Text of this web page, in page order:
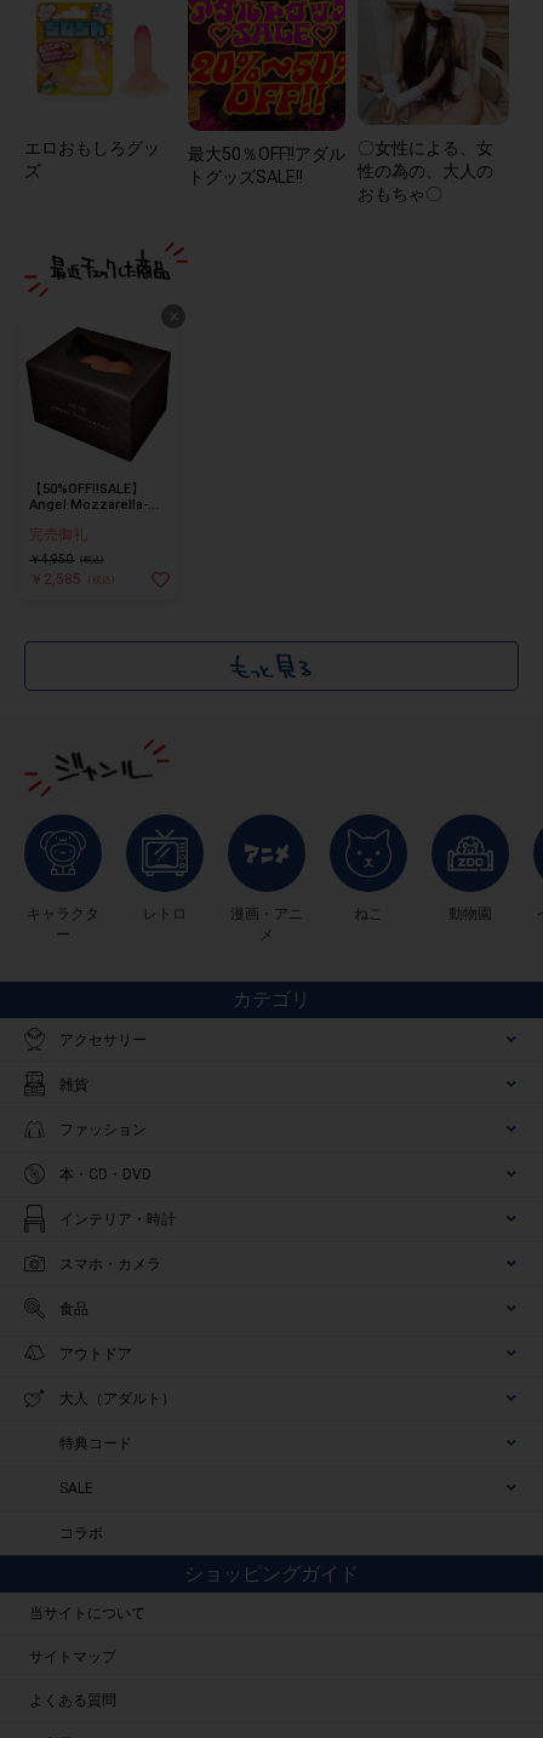
エロおもしろグッ
ズ
最大50％OFF!!アダル
トグッズSALE!!
〇女性による、女
性の為の、大人の
おもちゃ〇
×
【50%OFF!!SALE】
Angel Mozzarella-天
Soft Caramel
完売御礼
￥4,950 (税込)
￥2,585 (税込)
キャラクタ
ー
レトロ
漫画・アニ
メ
ねこ 動物園
カテゴリ
アクセサリー
雑貨
ファッション
本・CD・DVD
インテリア・時計
スマホ・カメラ
食品
アウトドア
大人（アダルト）
特典コード
SALE
コラボ
ショッピングガイド
当サイトについて
サイトマップ
よくある質問